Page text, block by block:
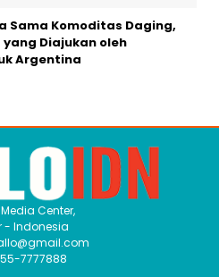
Sama Komoditas Daging,
Diajukan oleh
Argentina
Center,
- Indonesia
7777888